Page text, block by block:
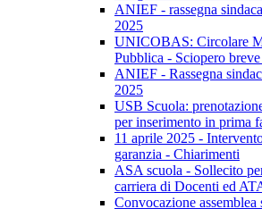
ANIEF - rassegna
2025
UNICOBAS: Circolare
Pubblica - Sciopero
ANIEF - Rassegna
2025
USB Scuola:
per inserimento in prima
11 aprile 2025 -
garanzia - Chiarimenti
ASA scuola - Sollecito
carriera di Docenti ed
Convocazione assemblea